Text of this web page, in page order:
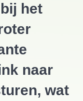
het
naar
wat